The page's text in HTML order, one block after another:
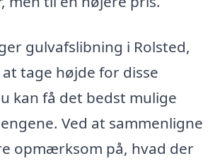
gulvafslibning i Rolsted,
tage højde for disse
kan få det bedst mulige
Ved at sammenligne
opmærksom på, hvad der